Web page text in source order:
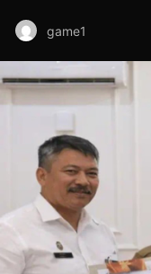
game1